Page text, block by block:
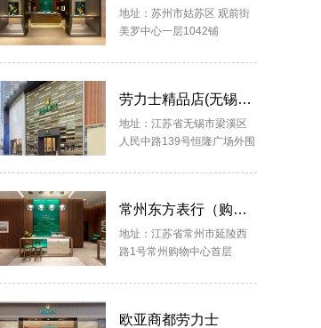
地址：苏州市姑苏区 观前街
美罗中心一层1042铺
劳力士精品店(无锡恒隆广场)
地址：江苏省无锡市梁溪区
人民中路139号恒隆广场外围
常州东方表行（购物中心店）
地址：江苏省常州市延陵西
路1号常州购物中心首层
欧亚商都劳力士